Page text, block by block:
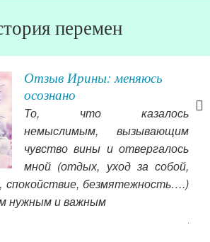
перемен
Отзыв Ирины: меняюсь
осознано
То, что казалось
немыслимым, вызывающим
чувство вины и отвергалось
мной (отдых, уход за собой,
спокойствие, безмятежность….)
нужным и важным